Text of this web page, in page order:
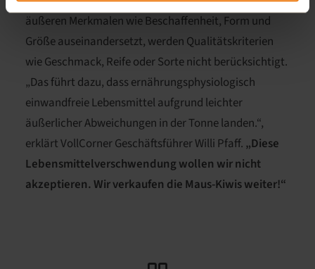
äußeren Merkmalen wie Beschaffenheit, Form und
Größe auseinandersetzt, werden Qualitätskriterien
wie Geschmack, Reife oder Sorte nicht berücksichtigt.
„Das führt dazu, dass ernährungsphysiologisch
einwandfreie Lebensmittel aufgrund leichter
äußerlicher Abweichungen in der Tonne landen.“,
erklärt VollCorner Geschäftsführer Willi Pfaff. „Diese
Lebensmittelverschwendung wollen wir nicht
akzeptieren. Wir verkaufen die Maus-Kiwis weiter!“